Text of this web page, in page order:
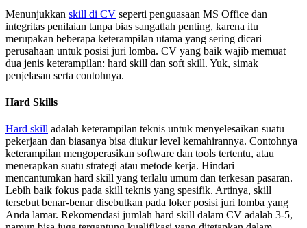
Menunjukkan skill di CV seperti penguasaan MS Office dan
integritas penilaian tanpa bias sangatlah penting, karena itu
merupakan beberapa keterampilan utama yang sering dicari
perusahaan untuk posisi juri lomba. CV yang baik wajib memuat
dua jenis keterampilan: hard skill dan soft skill. Yuk, simak
penjelasan serta contohnya.
Hard Skills
Hard skill adalah keterampilan teknis untuk menyelesaikan suatu
pekerjaan dan biasanya bisa diukur level kemahirannya. Contohnya
keterampilan mengoperasikan software dan tools tertentu, atau
menerapkan suatu strategi atau metode kerja. Hindari
mencantumkan hard skill yang terlalu umum dan terkesan pasaran.
Lebih baik fokus pada skill teknis yang spesifik. Artinya, skill
tersebut benar-benar disebutkan pada loker posisi juri lomba yang
Anda lamar. Rekomendasi jumlah hard skill dalam CV adalah 3-5,